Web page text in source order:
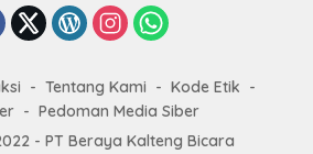
Tentang Kami
Kode Etik
Pedoman Media Siber
- PT Beraya Kalteng Bicara